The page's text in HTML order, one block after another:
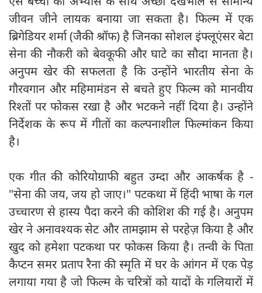
जीवन जीने लायक बनाया जा सकता है। फिल्म में एक
ब्रिगेडियर शर्मा (जैकी श्रॉफ) है जिनका सोशल इंफ्लूएंसर बेटा
सेना की नौकरी को बेवकूफी और घाटे का सौदा मानता है।
अनुपम खेर की सफलता है कि उन्होंने भारतीय सेना के
गौरवगान और महिमामंडन से बचते हुए फिल्म को मानवीय
रिश्तों पर फोकस रखा है और भटकने नहीं दिया है। उन्होंने
निर्देशक के रूप में गीतों का कल्पनाशील फिल्मांकन किया
है।
एक गीत की कोरियोग्राफी बहुत उम्दा और आकर्षक है -
"सेना की जय, जय हो जाए।" पटकथा में हिंदी भाषा के गल
उच्चारण से हास्य पैदा करने की कोशिश की गई है। अनुपम
खेर ने अनावश्यक सेट और तामझाम से परहेज़ किया है और
खुद को हमेशा पटकथा पर फोकस किया है। तन्वी के पिता
कैप्टन समर प्रताप रैना की स्मृति में घर के आंगन में एक पेड़
लगाया गया है जो फिल्म के चरित्रों को यादों के गलियारों में